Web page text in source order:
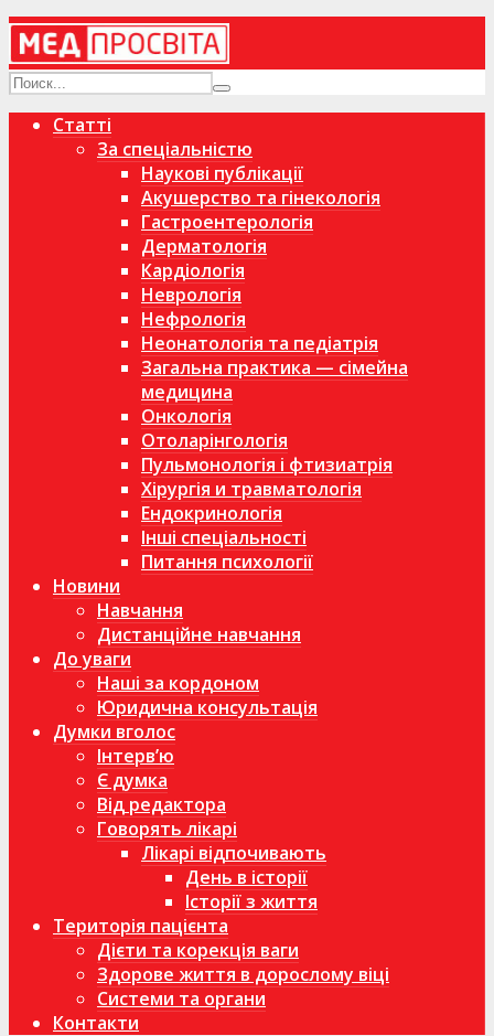
Статті
За спеціальністю
Наукові публікації
Акушерство та гінекологія
Гастроентерологія
Дерматологія
Кардіологія
Неврологія
Нефрологія
Неонатологія та педіатрія
Загальна практика — сімейна
медицина
Онкологія
Отоларінгологія
Пульмонологія і фтизиатрія
Хірургія и травматологія
Ендокринологія
Інші спеціальності
Питання психології
Новини
Навчання
Дистанційне навчання
До уваги
Наші за кордоном
Юридична консультація
Думки вголос
Інтерв’ю
Є думка
Від редактора
Говорять лікарі
Лікарі відпочивають
День в історії
Історії з життя
Територія пацієнта
Дієти та корекція ваги
Здорове життя в дорослому віці
Системи та органи
Контакти